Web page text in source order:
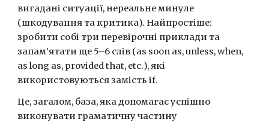
вигадані ситуації, нереальне минуле
(шкодування та критика). Найпростіше:
зробити собі три перевірочні приклади та
запам’ятати ще 5–6 слів (as soon as, unless, when,
as long as, provided that, etc.), які
використовуються замість if.
Це, загалом, база, яка допомагає успішно
виконувати граматичну частину